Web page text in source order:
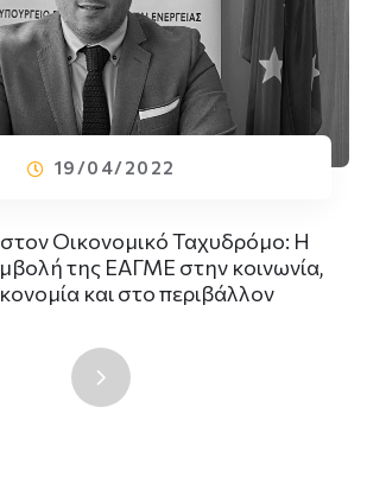
19/04/2022
Οικονομικό Ταχυδρόμο: Η
της ΕΑΓΜΕ στην κοινωνία,
και στο περιβάλλον